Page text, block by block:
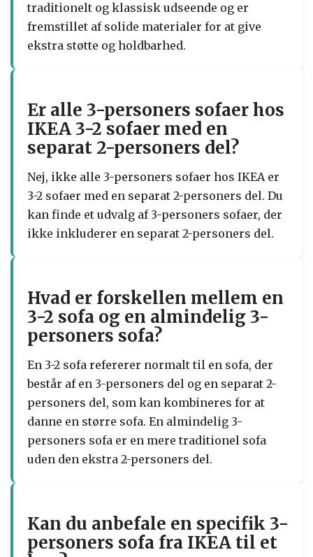
traditionelt og klassisk udseende og er
fremstillet af solide materialer for at give
ekstra støtte og holdbarhed.
Er alle 3-personers sofaer hos
IKEA 3-2 sofaer med en
separat 2-personers del?
Nej, ikke alle 3-personers sofaer hos IKEA er
3-2 sofaer med en separat 2-personers del. Du
kan finde et udvalg af 3-personers sofaer, der
ikke inkluderer en separat 2-personers del.
Hvad er forskellen mellem en
3-2 sofa og en almindelig 3-
personers sofa?
En 3-2 sofa refererer normalt til en sofa, der
består af en 3-personers del og en separat 2-
personers del, som kan kombineres for at
danne en større sofa. En almindelig 3-
personers sofa er en mere traditionel sofa
uden den ekstra 2-personers del.
Kan du anbefale en specifik 3-
personers sofa fra IKEA til et